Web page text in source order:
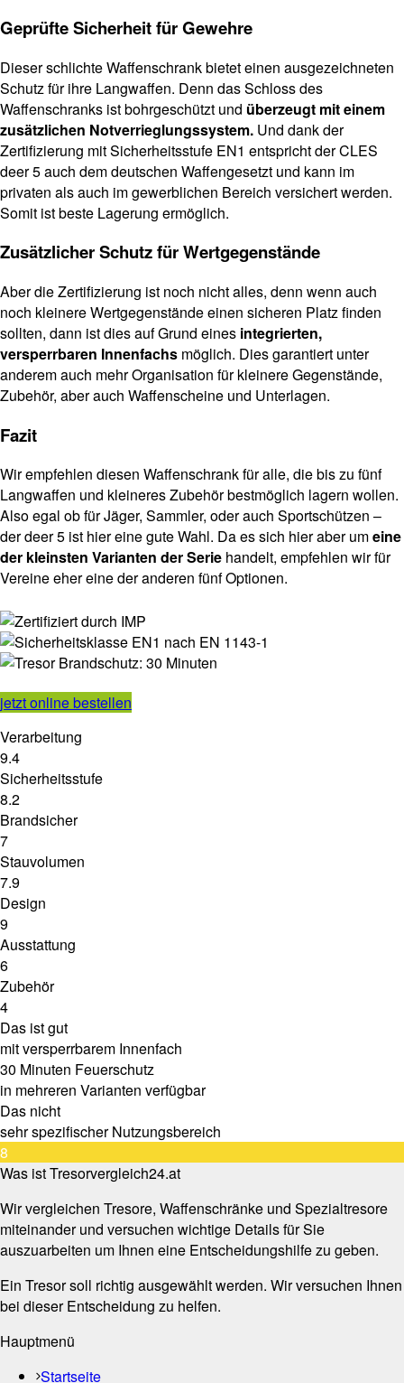
Geprüfte Sicherheit für Gewehre
Dieser schlichte Waffenschrank bietet einen ausgezeichneten
Schutz für ihre Langwaffen. Denn das Schloss des
Waffenschranks ist bohrgeschützt und überzeugt mit einem
zusätzlichen Notverrieglungssystem. Und dank der
Zertifizierung mit Sicherheitsstufe EN1 entspricht der CLES
deer 5 auch dem deutschen Waffengesetzt und kann im
privaten als auch im gewerblichen Bereich versichert werden.
Somit ist beste Lagerung ermöglich.
Zusätzlicher Schutz für Wertgegenstände
Aber die Zertifizierung ist noch nicht alles, denn wenn auch
noch kleinere Wertgegenstände einen sicheren Platz finden
sollten, dann ist dies auf Grund eines integrierten,
versperrbaren Innenfachs möglich. Dies garantiert unter
anderem auch mehr Organisation für kleinere Gegenstände,
Zubehör, aber auch Waffenscheine und Unterlagen.
Fazit
Wir empfehlen diesen Waffenschrank für alle, die bis zu fünf
Langwaffen und kleineres Zubehör bestmöglich lagern wollen.
Also egal ob für Jäger, Sammler, oder auch Sportschützen –
der deer 5 ist hier eine gute Wahl. Da es sich hier aber umeine
der kleinsten Varianten der Serie handelt, empfehlen wir für
Vereine eher eine der anderen fünf Optionen.
jetzt online bestellen
Verarbeitung
9.4
Sicherheitsstufe
8.2
Brandsicher
7
Stauvolumen
7.9
Design
9
Ausstattung
6
Zubehör
4
Das ist gut
mit versperrbarem Innenfach
30 Minuten Feuerschutz
in mehreren Varianten verfügbar
Das nicht
sehr spezifischer Nutzungsbereich
8
Was ist Tresorvergleich24.at
Wir vergleichen Tresore, Waffenschränke und Spezialtresore
miteinander und versuchen wichtige Details für Sie
auszuarbeiten um Ihnen eine Entscheidungshilfe zu geben.
Ein Tresor soll richtig ausgewählt werden. Wir versuchen Ihnen
bei dieser Entscheidung zu helfen.
Hauptmenü
Startseite